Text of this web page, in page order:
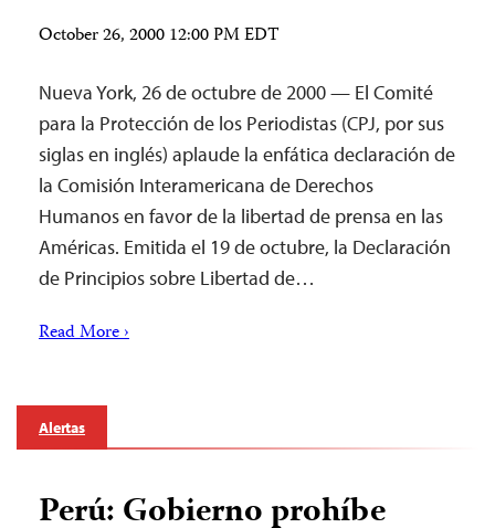
October 26, 2000 12:00 PM EDT
Nueva York, 26 de octubre de 2000 — El Comité
para la Protección de los Periodistas (CPJ, por sus
siglas en inglés) aplaude la enfática declaración de
la Comisión Interamericana de Derechos
Humanos en favor de la libertad de prensa en las
Américas. Emitida el 19 de octubre, la Declaración
de Principios sobre Libertad de…
Read More ›
Alertas
Perú: Gobierno prohíbe